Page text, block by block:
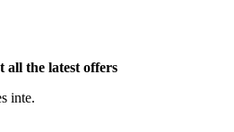
all the latest offers
inte.